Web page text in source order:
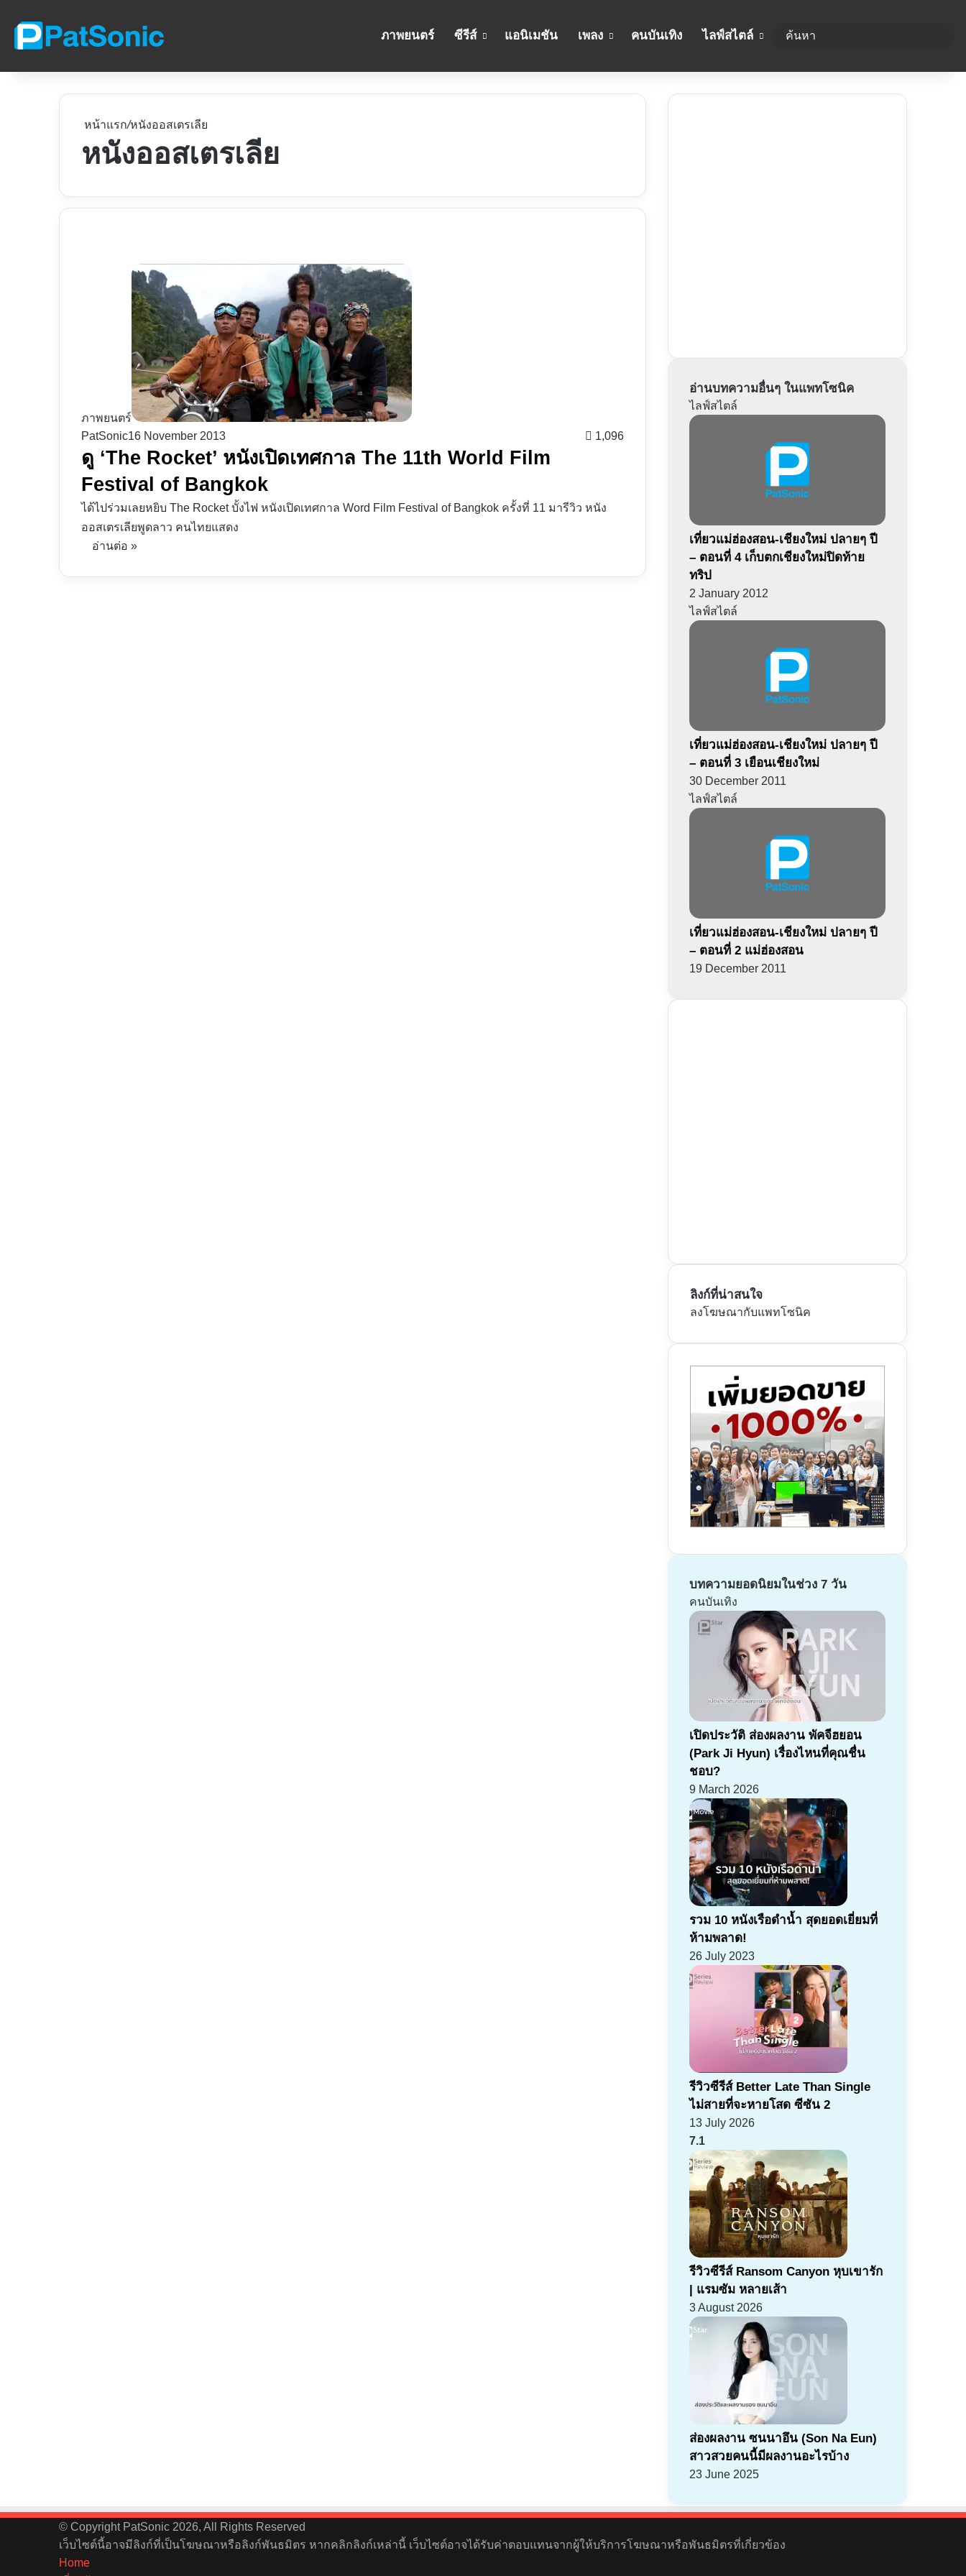
ภาพยนตร์ ซีรีส์ แอนิเมชัน เพลง คนบันเทิง ไลฟ์สไตล์
หน้าแรก/หนังออสเตรเลีย
หนังออสเตรเลีย
ภาพยนตร์
PatSonic16 November 2013 1,096
ดู ‘The Rocket’ หนังเปิดเทศกาล The 11th World Film
Festival of Bangkok
ได้ไปร่วมเลยหยิบ The Rocket บั้งไฟ หนังเปิดเทศกาล Word Film Festival of Bangkok ครั้งที่ 11 มารีวิว หนัง
ออสเตรเลียพูดลาว คนไทยแสดง
อ่านต่อ »
อ่านบทความอื่นๆ ในแพทโซนิค
ไลฟ์สไตล์
เที่ยวแม่ฮ่องสอน-เชียงใหม่ ปลายๆ ปี
– ตอนที่ 4 เก็บตกเชียงใหม่ปิดท้าย
ทริป
2 January 2012
ไลฟ์สไตล์
เที่ยวแม่ฮ่องสอน-เชียงใหม่ ปลายๆ ปี
– ตอนที่ 3 เยือนเชียงใหม่
30 December 2011
ไลฟ์สไตล์
เที่ยวแม่ฮ่องสอน-เชียงใหม่ ปลายๆ ปี
– ตอนที่ 2 แม่ฮ่องสอน
19 December 2011
ลิงก์ที่น่าสนใจ
ลงโฆษณากับแพทโซนิค
บทความยอดนิยมในช่วง 7 วัน
คนบันเทิง
เปิดประวัติ ส่องผลงาน พัคจีฮยอน
(Park Ji Hyun) เรื่องไหนที่คุณชื่น
ชอบ?
9 March 2026
รวม 10 หนังเรือดำน้ำ สุดยอดเยี่ยมที่
ห้ามพลาด!
26 July 2023
รีวิวซีรีส์ Better Late Than Single
ไม่สายที่จะหายโสด ซีซัน 2
13 July 2026
7.1
รีวิวซีรีส์ Ransom Canyon หุบเขารัก
| แรมซัม หลายเส้า
3 August 2026
ส่องผลงาน ซนนาอึน (Son Na Eun)
สาวสวยคนนี้มีผลงานอะไรบ้าง
23 June 2025
© Copyright PatSonic 2026, All Rights Reserved
เว็บไซต์นี้อาจมีลิงก์ที่เป็นโฆษณาหรือลิงก์พันธมิตร หากคลิกลิงก์เหล่านี้ เว็บไซต์อาจได้รับค่าตอบแทนจากผู้ให้บริการโฆษณาหรือพันธมิตรที่เกี่ยวข้อง
Home